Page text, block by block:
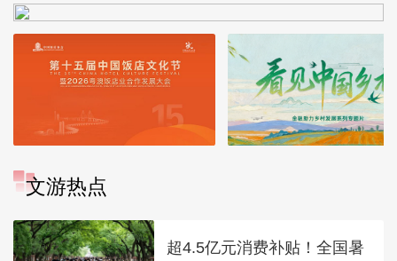
文游热点
超4.5亿元消费补贴！全国暑